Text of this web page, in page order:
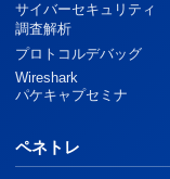
サイバーセキュリティ
調査解析
プロトコルデバッグ
Wireshark
パケキャプセミナ
ペネトレ